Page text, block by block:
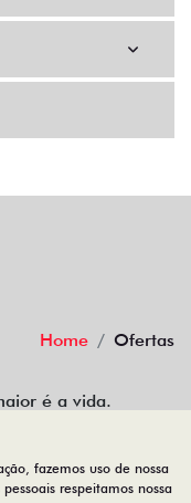
Home Ofertas
é a vida.
fazemos uso de nossa
respeitamos nossa